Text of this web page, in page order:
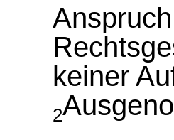
keiner
2